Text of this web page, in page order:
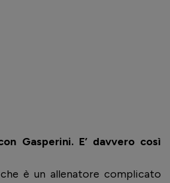
Gasperini. E’ davvero così
è un allenatore complicato